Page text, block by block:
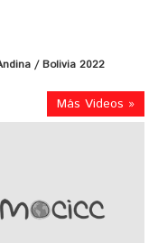
/ Bolivia 2022
Más Videos »